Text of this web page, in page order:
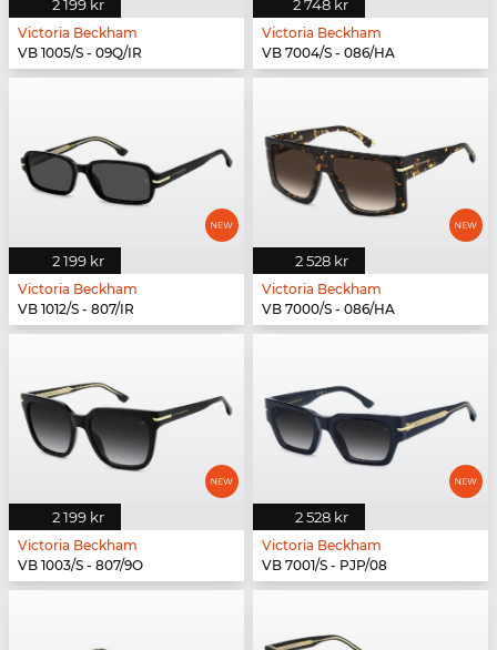
2 199 kr
Victoria Beckham
VB 1005/S - 09Q/IR
2 748 kr
Victoria Beckham
VB 7004/S - 086/HA
2 199 kr
Victoria Beckham
VB 1012/S - 807/IR
2 528 kr
Victoria Beckham
VB 7000/S - 086/HA
2 199 kr
Victoria Beckham
VB 1003/S - 807/9O
2 528 kr
Victoria Beckham
VB 7001/S - PJP/08